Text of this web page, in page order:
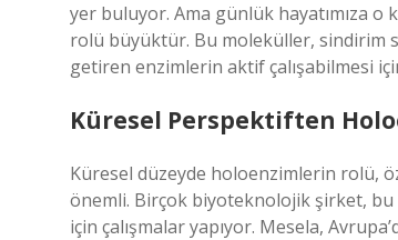
yer buluyor. Ama günlük hayatımıza
rolü büyüktür. Bu moleküller, sindirim
getiren enzimlerin aktif çalışabilmesi
Küresel Perspektiften
Küresel düzeyde holoenzimlerin rolü,
önemli. Birçok biyoteknolojik şirket,
için çalışmalar yapıyor. Mesela,